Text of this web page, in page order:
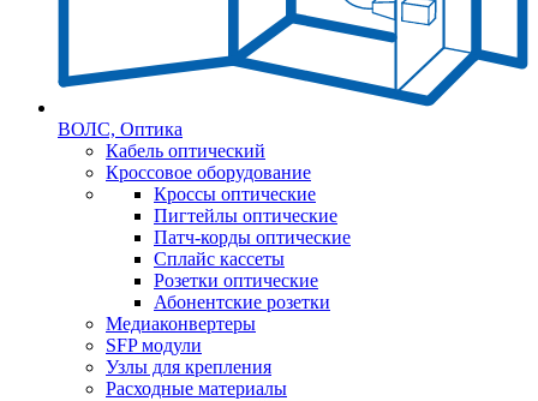
ВОЛС, Оптика
Кабель оптический
Кроссовое оборудование
Кроссы оптические
Пигтейлы оптические
Патч-корды оптические
Сплайс кассеты
Розетки оптические
Абонентские розетки
Медиаконвертеры
SFP модули
Узлы для крепления
Расходные материалы